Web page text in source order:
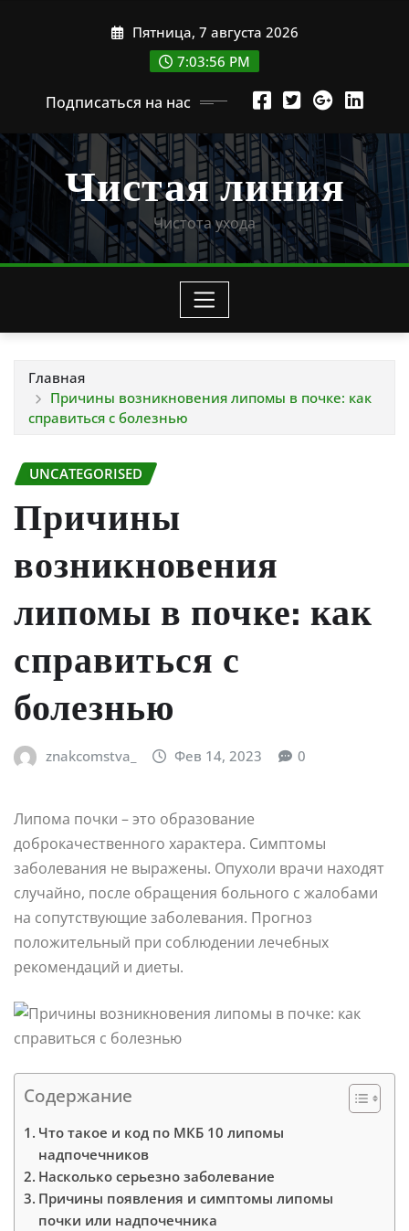
Пятница, 7 августа 2026
7:03:58 PM
Подписаться на нас
Чистая линия
Чистота ухода
Главная
Причины возникновения липомы в почке: как
справиться с болезнью
UNCATEGORISED
Причины
возникновения
липомы в почке: как
справиться с
болезнью
znakcomstva_ Фев 14, 2023 0
Липома почки – это образование
доброкачественного характера. Симптомы
заболевания не выражены. Опухоли врачи находят
случайно, после обращения больного с жалобами
на сопутствующие заболевания. Прогноз
положительный при соблюдении лечебных
рекомендаций и диеты.
Содержание
Что такое и код по МКБ 10 липомы
надпочечников
Насколько серьезно заболевание
Причины появления и симптомы липомы
почки или надпочечника